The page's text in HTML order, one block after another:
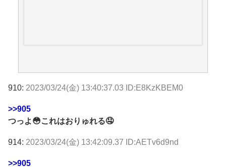
910: 2023/03/24(金) 13:40:37.03 ID:E8KzKBEM0
>>905
つっよ😳これはおりゅれる🤤
914: 2023/03/24(金) 13:42:09.37 ID:AETv6d9nd
>>905